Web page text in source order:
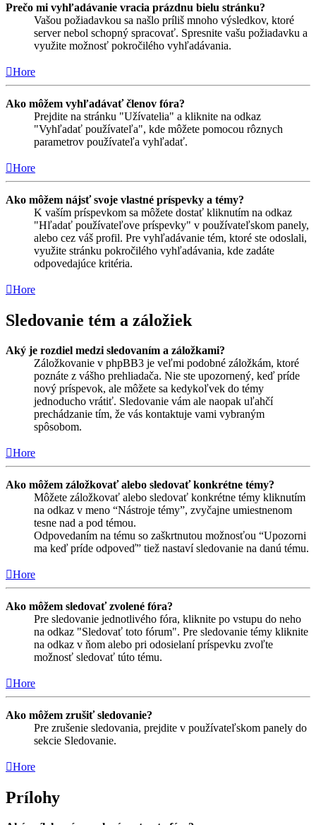
Prečo mi vyhľadávanie vracia prázdnu bielu stránku?
Vašou požiadavkou sa našlo príliš mnoho výsledkov, ktoré
server nebol schopný spracovať. Spresnite vašu požiadavku a
využite možnosť pokročilého vyhľadávania.
Hore
Ako môžem vyhľadávať členov fóra?
Prejdite na stránku "Užívatelia" a kliknite na odkaz
"Vyhľadať používateľa", kde môžete pomocou rôznych
parametrov používateľa vyhľadať.
Hore
Ako môžem nájsť svoje vlastné príspevky a témy?
K vaším príspevkom sa môžete dostať kliknutím na odkaz
"Hľadať používateľove príspevky" v používateľskom panely,
alebo cez váš profil. Pre vyhľadávanie tém, ktoré ste odoslali,
využite stránku pokročilého vyhľadávania, kde zadáte
odpovedajúce kritéria.
Hore
Sledovanie tém a záložiek
Aký je rozdiel medzi sledovaním a záložkami?
Záložkovanie v phpBB3 je veľmi podobné záložkám, ktoré
poznáte z vášho prehliadača. Nie ste upozornený, keď príde
nový príspevok, ale môžete sa kedykoľvek do témy
jednoducho vrátiť. Sledovanie vám ale naopak uľahčí
prechádzanie tím, že vás kontaktuje vami vybraným
spôsobom.
Hore
Ako môžem záložkovať alebo sledovať konkrétne témy?
Môžete záložkovať alebo sledovať konkrétne témy kliknutím
na odkaz v meno “Nástroje témy”, zvyčajne umiestnenom
tesne nad a pod témou.
Odpovedaním na tému so zaškrtnutou možnosťou “Upozorni
ma keď príde odpoveď” tiež nastaví sledovanie na danú tému.
Hore
Ako môžem sledovať zvolené fóra?
Pre sledovanie jednotlivého fóra, kliknite po vstupu do neho
na odkaz "Sledovať toto fórum". Pre sledovanie témy kliknite
na odkaz v ňom alebo pri odosielaní príspevku zvoľte
možnosť sledovať túto tému.
Hore
Ako môžem zrušiť sledovanie?
Pre zrušenie sledovania, prejdite v používateľskom panely do
sekcie Sledovanie.
Hore
Prílohy